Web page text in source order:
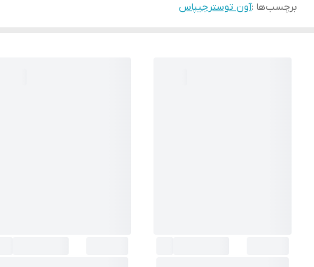
برچسب‌ها :آون توسترجیپاس